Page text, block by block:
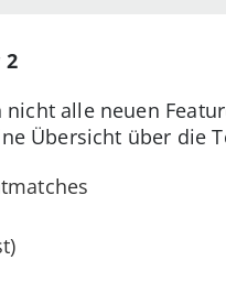
2
alle neuen
Übersicht über die